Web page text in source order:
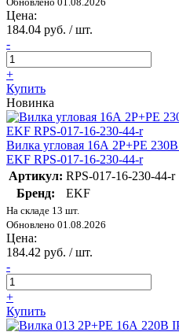
Цена:
184.04 руб. / шт.
-
+
Купить
Новинка
Вилка угловая 16А 2P+PE
EKF RPS-017-16-230-44-r
Артикул: RPS-017-16-230-44-r
Бренд:
EKF
На складе 13 шт.
Обновлено 01.08.2026
Цена:
184.42 руб. / шт.
-
+
Купить